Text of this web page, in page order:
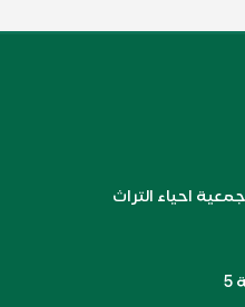
احياء التراث